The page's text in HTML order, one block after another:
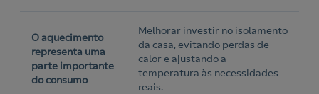
O aquecimento
representa uma
parte importante
do consumo
Melhorar investir no isolamento
da casa, evitando perdas de
calor e ajustando a
temperatura às necessidades
reais.